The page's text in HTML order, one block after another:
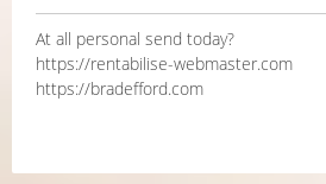
At all personal send today?
https://rentabilise-webmaster.com
https://bradefford.com